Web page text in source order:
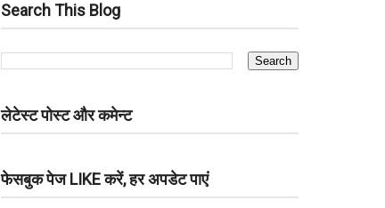
Search This Blog
लेटेस्ट पोस्ट और कमेन्ट
फेसबुक पेज LIKE करें, हर अपडेट पाएं